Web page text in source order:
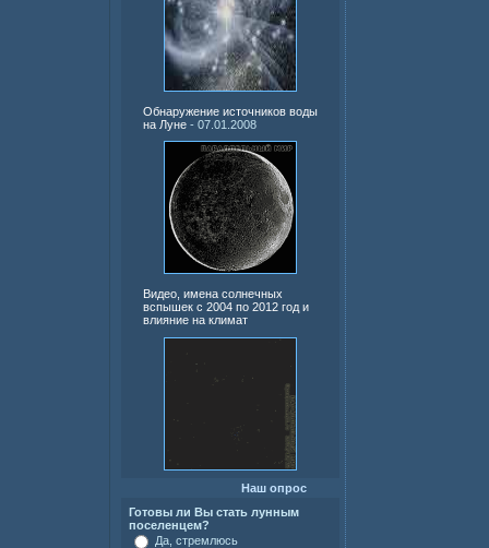
Обнаружение источников воды
на Луне - 07.01.2008
Видео, имена солнечных
вспышек с 2004 по 2012 год и
влияние на климат
Наш опрос
Готовы ли Вы стать лунным
поселенцем?
Да, стремлюсь